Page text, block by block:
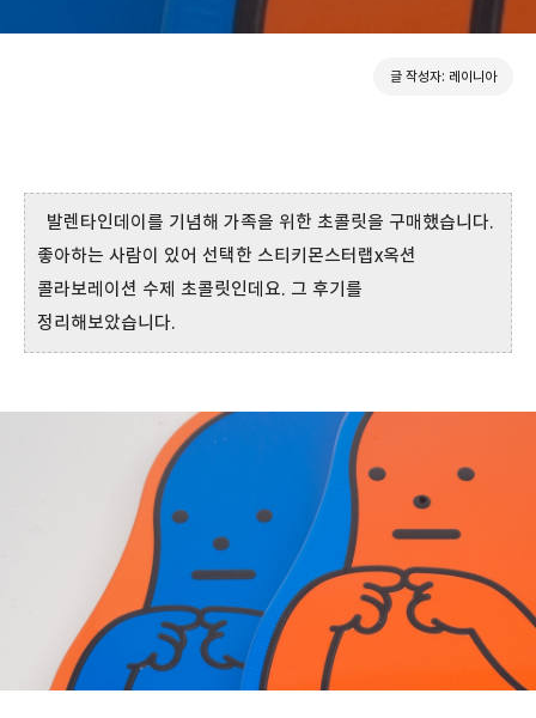
글 작성자: 레이니아
발렌타인데이를 기념해 가족을 위한 초콜릿을 구매했습니다.
좋아하는 사람이 있어 선택한 스티키몬스터랩x옥션
콜라보레이션 수제 초콜릿인데요. 그 후기를
정리해보았습니다.